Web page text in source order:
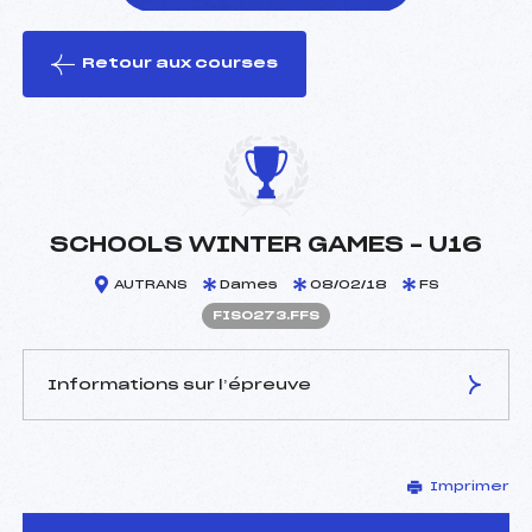
le ski
Retour aux courses
SCHOOLS WINTER GAMES – U16
AUTRANS Dames 08/02/18 FS
FIS0273.FFS
Informations sur l’épreuve
–
D.T Adjoint :
–
Imprimer